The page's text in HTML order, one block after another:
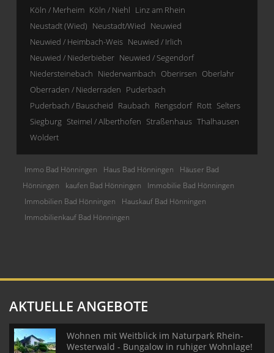
Köln / Merheim Köln / Niehl Linz am Rhein
Neustadt (Wied) Neustadt/Wied Neuwied
Neuwied / Heimbach-Weis Neuwied / Irlich
Neuwied / Niederbieber Neuwied / Segendorf
Niedersteinebach Niederwambach Oberirsen Oberlahr
Oberraden / Niederraden Puderbach
Puderbach / Bauscheid Raubach Rengsdorf Rott Selters
Siegburg Steimel / Alberthofen Straßenhaus Thalhausen
Woldert
Immo Bad Hönningen Haus Bad Hönningen
Häuser Bad
Hönningen
kaufen Bad Hönningen
Immobilie Bad Hönningen
Immobilien Bad Hönningen
Hauskauf Bad Hönningen
Immobilienkauf Bad Hönningen
AKTUELLE ANGEBOTE
Wohnen mit Weitblick im Naturpark Rhein-
Westerwald - Bungalow in ruhiger Wohnlage!